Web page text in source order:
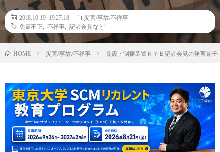
2018.10.19 19:27:18
災害/事故/不祥事
免震不正
不祥事 記者会見など
HOME 災害/事故/不祥事 免震・制振装置ＫＹＢ記者会見の発言骨子